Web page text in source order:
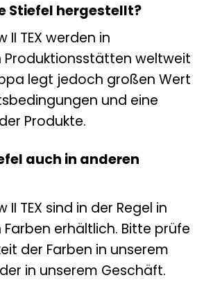
Stiefel hergestellt?
II TEX werden in
Produktionsstätten weltweit
legt jedoch großen Wert
und eine
Produkte.
auch in anderen
II TEX sind in der Regel in
erhältlich. Bitte prüfe
der Farben in unserem
in unserem Geschäft.